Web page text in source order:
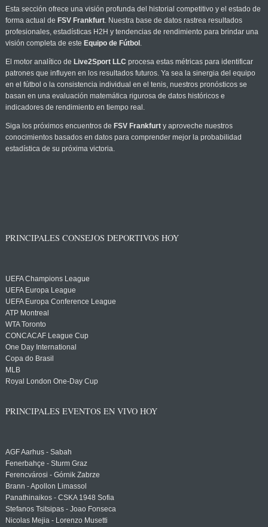
Esta sección ofrece una visión profunda del historial competitivo y el estado de
forma actual de FSV Frankfurt. Nuestra base de datos rastrea resultados
profesionales, estadísticas H2H y tendencias de rendimiento para brindar una
visión completa de este Equipo de Fútbol .
El motor analítico de Live2Sport LLC procesa estas métricas para identificar
patrones que influyen en los resultados futuros. Ya sea la sinergia del equipo
en el fútbol o la consistencia individual en el tenis, nuestros pronósticos se
basan en una evaluación matemática rigurosa de datos históricos e
indicadores de rendimiento en tiempo real.
Siga los próximos encuentros de FSV Frankfurty aproveche nuestros
conocimientos basados en datos para comprender mejor la probabilidad
estadística de su próxima victoria.
PRINCIPALES CONSEJOS DEPORTIVOS HOY
UEFA Champions League
UEFA Europa League
UEFA Europa Conference League
ATP Montreal
WTA Toronto
CONCACAF League Cup
One Day International
Copa do Brasil
MLB
Royal London One-Day Cup
PRINCIPALES EVENTOS EN VIVO HOY
AGF Aarhus - Sabah
Fenerbahçe - Sturm Graz
Ferencvárosi - Górnik Zabrze
Brann - Apollon Limassol
Panathinaikos - CSKA 1948 Sofia
Stefanos Tsitsipas - Joao Fonseca
Nicolas Mejia - Lorenzo Musetti